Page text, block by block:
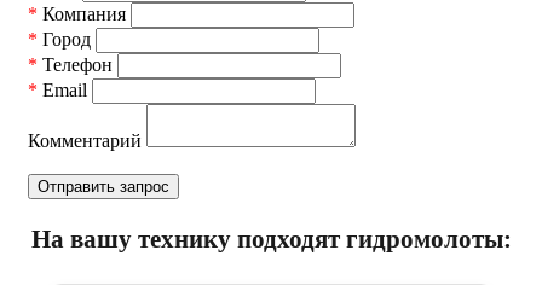
* Компания
* Город
* Телефон
* Email
Комментарий
На вашу технику подходят гидромолоты: